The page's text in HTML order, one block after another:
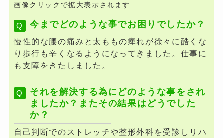
画像クリックで拡大表示されます
今までどのような事でお困りでしたか？
慢性的な腰の痛みと太ももの痺れが徐々に酷くな
り歩行も辛くなるようになってきました。仕事に
も支障をきたしました。
それを解決する為にどのような事をされ
ましたか？またその結果はどうでした
か？
自己判断でのストレッチや整形外科を受診しリハ